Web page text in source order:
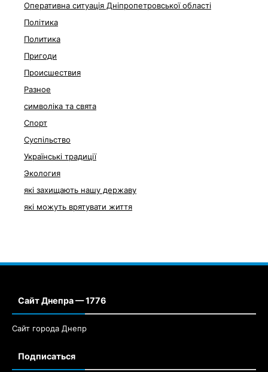
Оперативна ситуація Дніпропетровської області
Політика
Политика
Пригоди
Происшествия
Разное
символіка та свята
Спорт
Суспільство
Українські традиції
Экология
які захищають нашу державу
які можуть врятувати життя
Сайт Днепра — 1776
Сайт города Днепр
Подписаться